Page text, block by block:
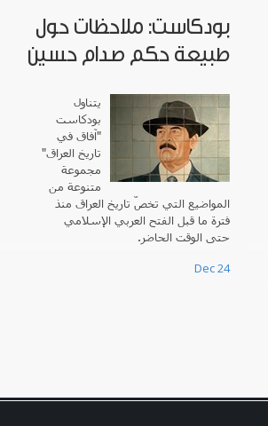
بودكاست: ملاحظات حول
طبيعة حكم صدام حسين
يتناول
بودكاست
"آفاق في
تاريخ العراق"
مجموعة
متنوعة من
المواضيع التي تخصّ تاريخ العراق منذ
فترة ما قبل الفتح العربي الإسلامي
حتى الوقت الحاضر.
Dec 24